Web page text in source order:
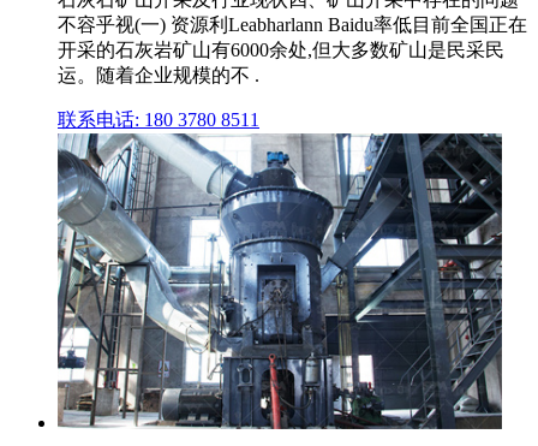
不容乎视(一) 资源利Leabharlann Baidu率低目前全国正在
开采的石灰岩矿山有6000余处,但大多数矿山是民采民
运。随着企业规模的不 .
联系电话: 180 3780 8511